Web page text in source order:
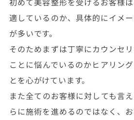
適しているのか、具体的にイメ
が多いです。
そのためまずは丁寧にカウンセ
ことに悩んでいるのかヒアリン
とを心がけています。
また全てのお客様に対しても言
らに施術を進めるのではなく、